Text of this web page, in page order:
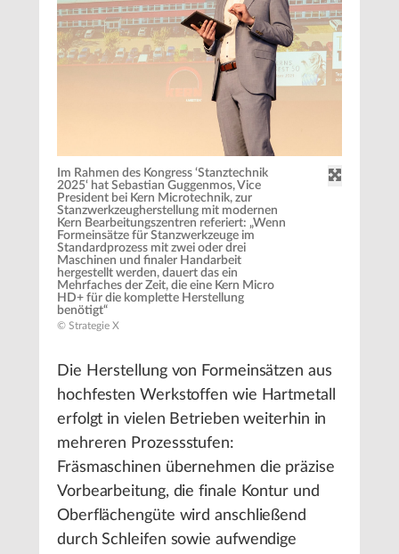
Im Rahmen des Kongress ‘Stanztechnik
2025‘ hat Sebastian Guggenmos, Vice
President bei Kern Microtechnik, zur
Stanzwerkzeugherstellung mit modernen
Kern Bearbeitungszentren referiert: „Wenn
Formeinsätze für Stanzwerkzeuge im
Standardprozess mit zwei oder drei
Maschinen und finaler Handarbeit
hergestellt werden, dauert das ein
Mehrfaches der Zeit, die eine Kern Micro
HD+ für die komplette Herstellung
benötigt“
© Strategie X
Die Herstellung von Formeinsätzen aus
hochfesten Werkstoffen wie Hartmetall
erfolgt in vielen Betrieben weiterhin in
mehreren Prozessstufen:
Fräsmaschinen übernehmen die präzise
Vorbearbeitung, die finale Kontur und
Oberflächengüte wird anschließend
durch Schleifen sowie aufwendige